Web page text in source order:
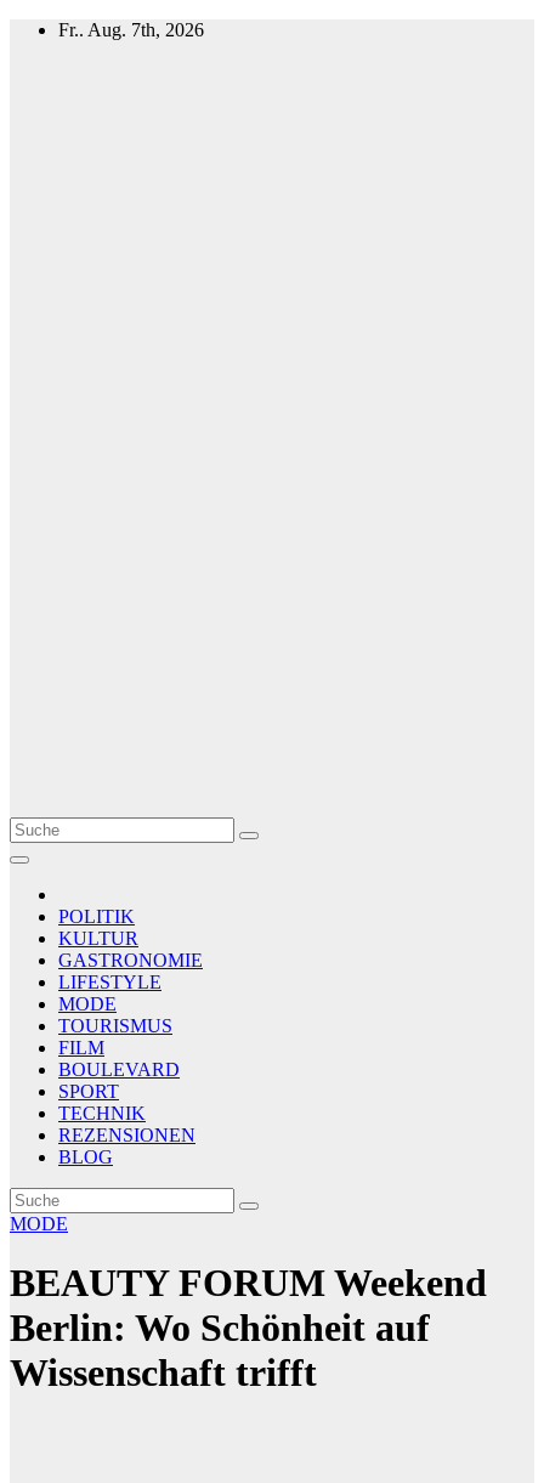
Zum
Fr.. Aug. 7th, 2026
Le Matin
AGENCE DE PRESSE
POLITIK
KULTUR
GASTRONOMIE
LIFESTYLE
MODE
TOURISMUS
FILM
BOULEVARD
SPORT
TECHNIK
REZENSIONEN
BLOG
MODE
BEAUTY FORUM Weekend
Berlin: Wo Schönheit auf
Wissenschaft trifft